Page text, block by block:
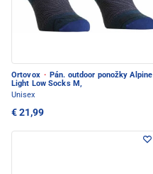
Ortovox · Pán. outdoor ponožky Alpine
Light Low Socks M,
Unisex
€ 21,99